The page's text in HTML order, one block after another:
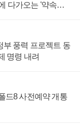
다가오는 '약속의
부 풍력 프로젝트 동
명령 내려
드8 사전예약 개통